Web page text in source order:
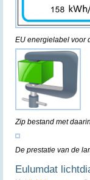
EU energielabel voor
Zip bestand met
De prestatie van de
Eulumdat